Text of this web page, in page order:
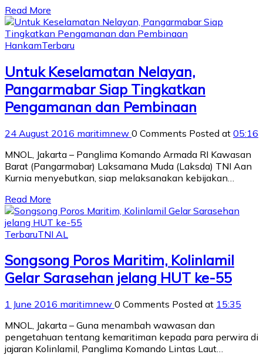
Read More
HankamTerbaru
Untuk Keselamatan Nelayan,
Pangarmabar Siap Tingkatkan
Pengamanan dan Pembinaan
24 August 2016 maritimnew 0 Comments Posted at 05:16
MNOL, Jakarta – Panglima Komando Armada RI Kawasan
Barat (Pangarmabar) Laksamana Muda (Laksda) TNI Aan
Kurnia menyebutkan, siap melaksanakan kebijakan…
Read More
TerbaruTNI AL
Songsong Poros Maritim, Kolinlamil
Gelar Sarasehan jelang HUT ke-55
1 June 2016 maritimnew 0 Comments Posted at 15:35
MNOL, Jakarta – Guna menambah wawasan dan
pengetahuan tentang kemaritiman kepada para perwira di
jajaran Kolinlamil, Panglima Komando Lintas Laut…